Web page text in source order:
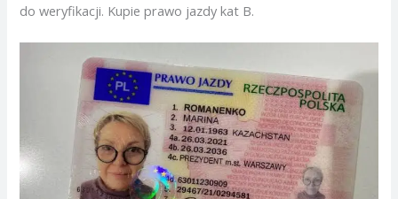
do weryfikacji. Kupie prawo jazdy kat B.